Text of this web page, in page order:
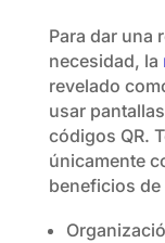
Para dar una
necesidad, la
revelado
usar
códigos QR.
únicamente
beneficios